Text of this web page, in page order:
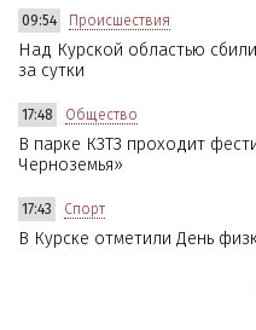
09:54 Происшествия
Над Курской областью
за сутки
17:48 Общество
В парке КЗТЗ проходит
Черноземья»
17:43 Спорт
В Курске отметили День